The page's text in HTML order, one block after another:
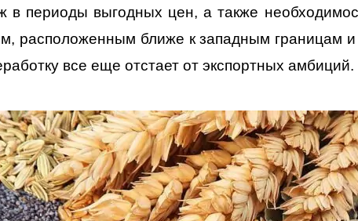
в периоды выгодных цен, а также
расположенным ближе к западным границам
все еще отстает от экспортных амбиций.